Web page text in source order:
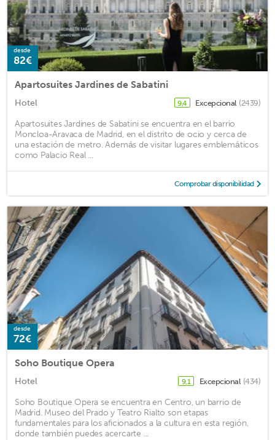
desde
82€
Apartosuites Jardines de Sabatini
Hotel 9,4 Excepcional (2439)
Apartosuites Jardines de Sabatini se encuentra en el barrio
Moncloa-Aravaca de Madrid, en el distrito de ocio y cerca de
una estación de metro. Además de visitar lugares emblemáticos
como Palacio Real ...
Comprobar disponibilidad
desde
72€
Soho Boutique Opera
Hotel 9,1 Excepcional (434)
Soho Boutique Opera se encuentra en Centro, un barrio de
Madrid. Museo del Prado y Teatro Rialto son etapas
fundamentales para los aficionados a la cultura en esta región,
donde también puedes acercarte ...